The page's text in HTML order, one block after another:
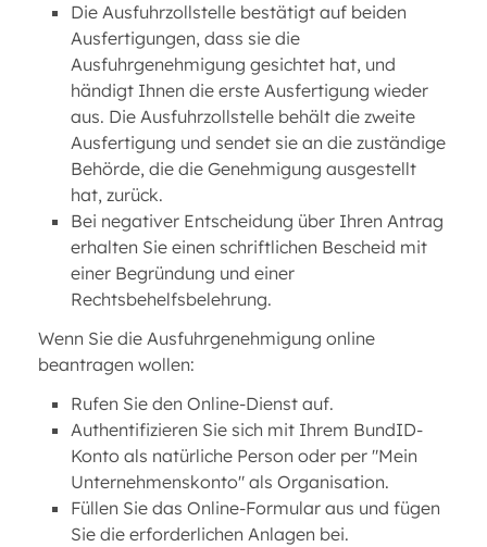
Die Ausfuhrzollstelle bestätigt auf beiden
Ausfertigungen, dass sie die
Ausfuhrgenehmigung gesichtet hat, und
händigt Ihnen die erste Ausfertigung wieder
aus. Die Ausfuhrzollstelle behält die zweite
Ausfertigung und sendet sie an die zuständige
Behörde, die die Genehmigung ausgestellt
hat, zurück.
Bei negativer Entscheidung über Ihren Antrag
erhalten Sie einen schriftlichen Bescheid mit
einer Begründung und einer
Rechtsbehelfsbelehrung.
Wenn Sie die Ausfuhrgenehmigung online
beantragen wollen:
Rufen Sie den Online-Dienst auf.
Authentifizieren Sie sich mit Ihrem BundID-
Konto als natürliche Person oder per "Mein
Unternehmenskonto" als Organisation.
Füllen Sie das Online-Formular aus und fügen
Sie die erforderlichen Anlagen bei.